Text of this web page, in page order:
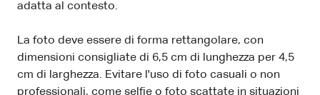
adatta al contesto.
La foto deve essere di forma rettangolare, con
dimensioni consigliate di 6,5 cm di lunghezza per 4,5
cm di larghezza. Evitare l'uso di foto casuali o non
professionali, come selfie o foto scattate in situazioni